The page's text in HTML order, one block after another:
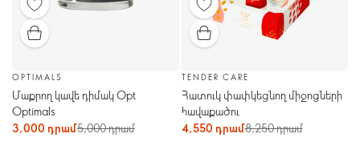
OPTIMALS
Մաքրող կավե դիմակ Opt
Optimals
3,000 դրամ5,000 դրամ
TENDER CARE
Հատուկ փափկեցնող միջոցների
հավաքածու
4,550 դրամ8,250 դրամ